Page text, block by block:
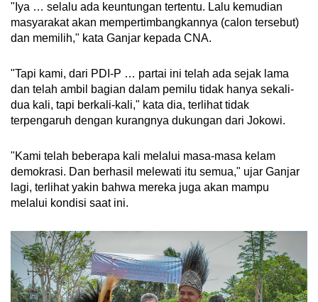
"Iya … selalu ada keuntungan tertentu. Lalu kemudian
masyarakat akan mempertimbangkannya (calon tersebut)
dan memilih," kata Ganjar kepada CNA.
"Tapi kami, dari PDI-P … partai ini telah ada sejak lama
dan telah ambil bagian dalam pemilu tidak hanya sekali-
dua kali, tapi berkali-kali," kata dia, terlihat tidak
terpengaruh dengan kurangnya dukungan dari Jokowi.
"Kami telah beberapa kali melalui masa-masa kelam
demokrasi. Dan berhasil melewati itu semua," ujar Ganjar
lagi, terlihat yakin bahwa mereka juga akan mampu
melalui kondisi saat ini.